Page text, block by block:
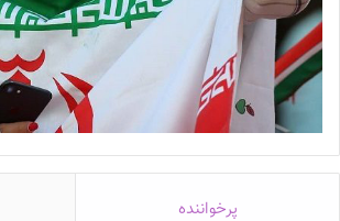
پرخواننده